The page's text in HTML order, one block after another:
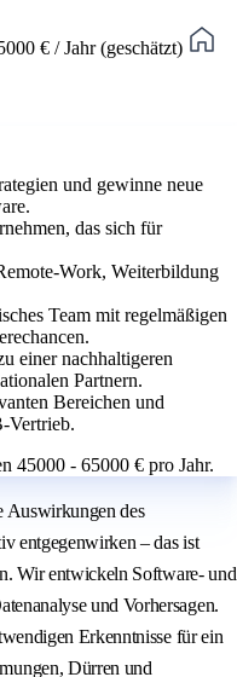
€ / Jahr (geschätzt)
und gewinne neue
das sich für
Work, Weiterbildung
Team mit regelmäßigen
einer nachhaltigeren
Partnern.
Bereichen und
Vertrieb.
45000 - 65000 € pro Jahr.
Auswirkungen des
entgegenwirken – das ist
Wir entwickeln Software- und
und Vorhersagen.
Erkenntnisse für ein
Dürren und